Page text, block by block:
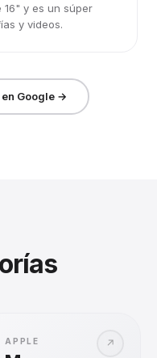
16" y es un súper
y videos.
Google →
↗
APPLE